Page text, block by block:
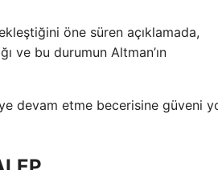
öne süren açıklamada,
ve bu durumun Altman’ın
devam etme becerisine güveni